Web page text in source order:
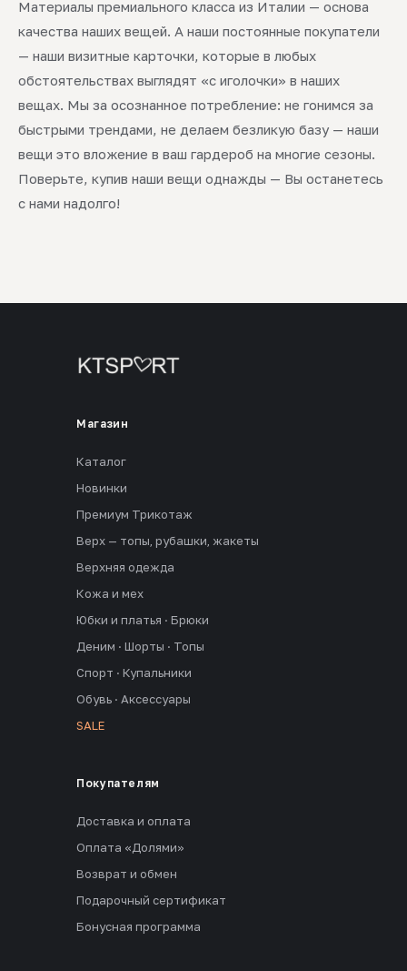
Материалы премиального класса из Италии — основа
качества наших вещей. А наши постоянные покупатели
— наши визитные карточки, которые в любых
обстоятельствах выглядят «с иголочки» в наших
вещах. Мы за осознанное потребление: не гонимся за
быстрыми трендами, не делаем безликую базу — наши
вещи это вложение в ваш гардероб на многие сезоны.
Поверьте, купив наши вещи однажды — Вы останетесь
с нами надолго!
Магазин
Каталог
Новинки
Премиум Трикотаж
Верх — топы, рубашки, жакеты
Верхняя одежда
Кожа и мех
Юбки и платья · Брюки
Деним · Шорты · Топы
Спорт · Купальники
Обувь · Аксессуары
SALE
Покупателям
Доставка и оплата
Оплата «Долями»
Возврат и обмен
Подарочный сертификат
Бонусная программа